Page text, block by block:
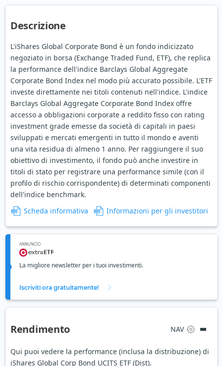
Descrizione
L'iShares Global Corporate Bond è un fondo indicizzato
negoziato in borsa (Exchange Traded Fund, ETF), che replica
la performance dell'indice Barclays Global Aggregate
Corporate Bond Index nel modo più accurato possibile. L'ETF
investe direttamente nei titoli contenuti nell'indice. L'indice
Barclays Global Aggregate Corporate Bond Index offre
accesso a obbligazioni corporate a reddito fisso con rating
investment grade emesse da società di capitali in paesi
sviluppati e mercati emergenti in tutto il mondo e aventi
una vita residua di almeno 1 anno. Per raggiungere il suo
obiettivo di investimento, il fondo può anche investire in
titoli di stato per registrare una performance simile (con il
profilo di rischio corrispondente) di determinati componenti
dell'indice benchmark.
Scheda informativa
Informazioni per gli investitori
ANNUNCIO
La migliore newsletter per i tuoi investimenti.
Iscriviti ora gratuitamente!
Rendimento NAV
Qui puoi vedere la performance (inclusa la distribuzione) di
iShares Global Corp Bond UCITS ETF (Dist).